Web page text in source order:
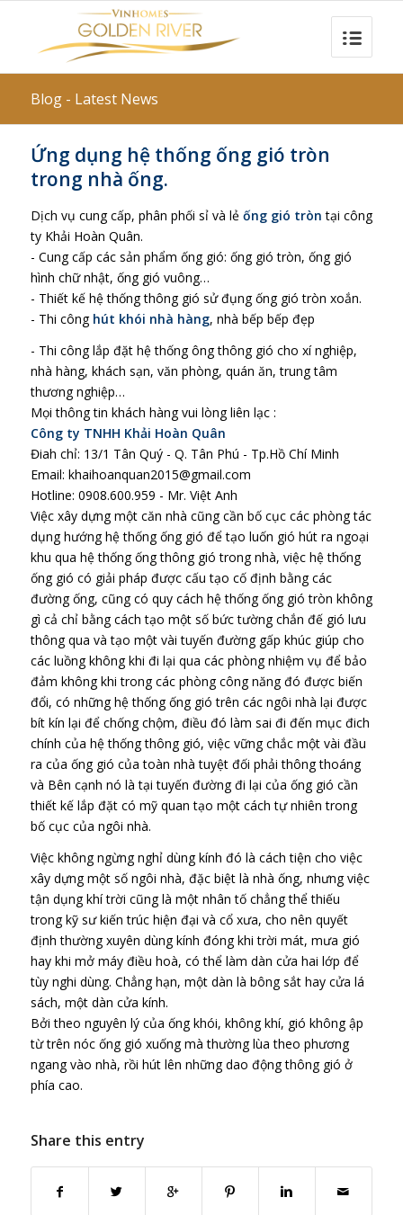
Blog - Latest News
Ứng dụng hệ thống ống gió tròn
trong nhà ống.
Dịch vụ cung cấp, phân phối sỉ và lẻ ống gió tròn tại công
ty Khải Hoàn Quân.
- Cung cấp các sản phẩm ống gió: ống gió tròn, ống gió
hình chữ nhật, ống gió vuông…
- Thiết kế hệ thống thông gió sử đụng ống gió tròn xoắn.
- Thi công hút khói nhà hàng, nhà bếp bếp đẹp
- Thi công lắp đặt hệ thống ông thông gió cho xí nghiệp,
nhà hàng, khách sạn, văn phòng, quán ăn, trung tâm
thương nghiệp…
Mọi thông tin khách hàng vui lòng liên lạc :
Công ty TNHH Khải Hoàn Quân
Điah chỉ: 13/1 Tân Quý - Q. Tân Phú - Tp.Hồ Chí Minh
Email: khaihoanquan2015@gmail.com
Hotline: 0908.600.959 - Mr. Việt Anh
Việc xây dựng một căn nhà cũng cần bố cục các phòng tác
dụng hướng hệ thống ống gió để tạo luốn gió hút ra ngoại
khu qua hệ thống ống thông gió trong nhà, việc hệ thống
ống gió có giải pháp được cấu tạo cố định bằng các
đường ống, cũng có quy cách hệ thống ống gió tròn không
gì cả chỉ bằng cách tạo một số bức tường chắn đế gió lưu
thông qua và tạo một vài tuyến đường gấp khúc giúp cho
các luồng không khi đi lại qua các phòng nhiệm vụ để bảo
đảm không khi trong các phòng công năng đó được biến
đổi, có những hệ thống ống gió trên các ngôi nhà lại được
bít kín lại để chống chộm, điều đó làm sai đi đến mục đich
chính của hệ thống thông gió, việc vững chắc một vài đầu
ra của ống gió của toàn nhà tuyệt đối phải thông thoáng
và Bên cạnh nó là tại tuyến đường đi lại của ống gió cần
thiết kế lắp đặt có mỹ quan tạo một cách tự nhiên trong
bố cục của ngôi nhà.
Việc không ngừng nghỉ dùng kính đó là cách tiện cho việc
xây dựng một số ngôi nhà, đặc biệt là nhà ống, nhưng việc
tận dụng khí trời cũng là một nhân tố chẳng thể thiếu
trong kỹ sư kiến trúc hiện đại và cổ xưa, cho nên quyết
định thường xuyên dùng kính đóng khi trời mát, mưa gió
hay khi mở máy điều hoà, có thể làm dàn cửa hai lớp để
tùy nghi dùng. Chẳng hạn, một dàn là bông sắt hay cửa lá
sách, một dàn cửa kính.
Bởi theo nguyên lý của ống khói, không khí, gió không ập
từ trên nóc ống gió xuống mà thường lùa theo phương
ngang vào nhà, rồi hút lên những dao động thông gió ở
phía cao.
Share this entry